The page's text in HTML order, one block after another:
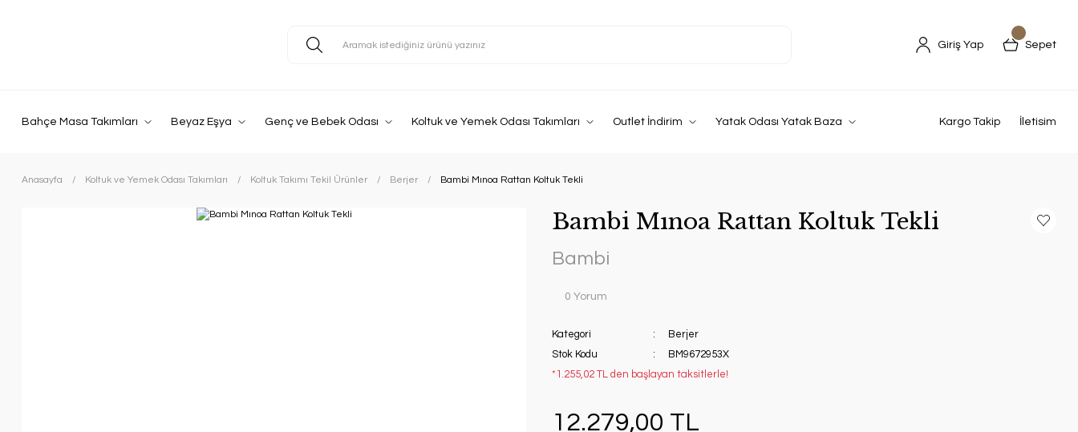
Giriş Yap Sepet
Bahçe Masa Takımları Beyaz Eşya Genç ve Bebek Odası Koltuk ve Yemek Odası Takımları Outlet İndirim Yatak Odası Yatak Baza Kargo Takip İletisim
Anasayfa Koltuk ve Yemek Odası Takımları Koltuk Takımı Tekil Ürünler Berjer Bambi Mınoa Rattan Koltuk Tekli
Bambi Mınoa Rattan Koltuk Tekli
Bambi
0 Yorum
Kategori
Berjer
Stok Kodu
BM9672953X
*1.255,02 TL den başlayan taksitlerle!
12.279,00 TL